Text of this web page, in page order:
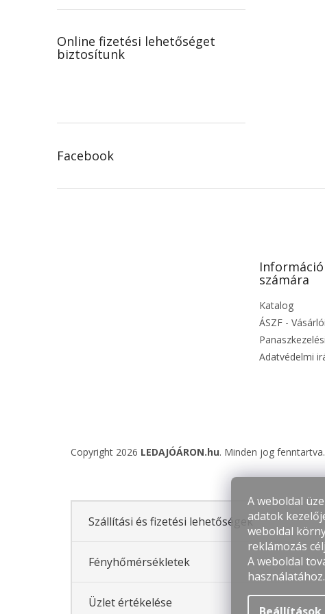
A weboldal
adatok
weboldal
reklámozás
A weboldal
használatához.
Online fizetési lehetőséget
biztosítunk
Facebook
számára
Katalog
ÁSZF -
Adatvédelmi
Copyright 2026 LEDAJÓÁRON.hu. Minden jog fenntartva.
Szállítási és fizetési lehetőségek
Fényhőmérsékletek
Üzlet értékelése